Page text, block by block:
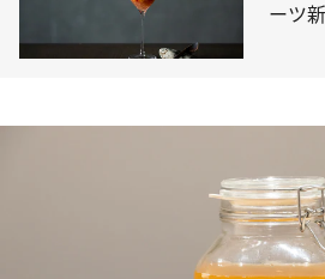
ーツ